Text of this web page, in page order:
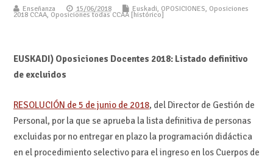
Enseñanza 15/06/2018 Euskadi, OPOSICIONES, Oposiciones
2018 CCAA, Oposiciones todas CCAA [histórico]
EUSKADI) Oposiciones Docentes 2018: Listado definitivo
de excluidos
RESOLUCIÓN de 5 de junio de 2018, del Director de Gestión de
Personal, por la que se aprueba la lista definitiva de personas
excluidas por no entregar en plazo la programación didáctica
en el procedimiento selectivo para el ingreso en los Cuerpos de